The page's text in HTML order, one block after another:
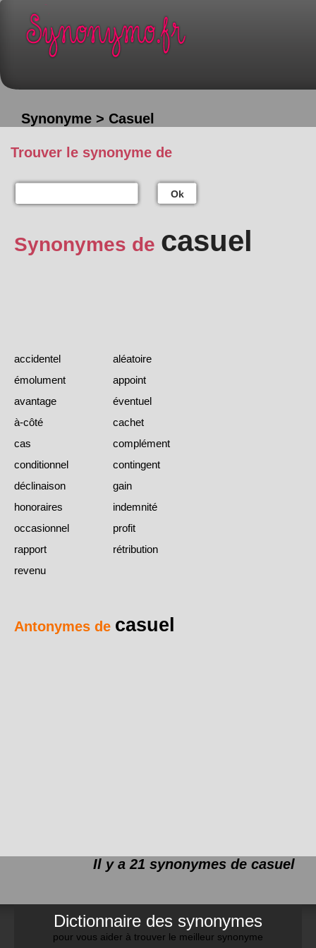
Synonyme > Casuel
Trouver le synonyme de
Ok
Synonymes de casuel
accidentel
aléatoire
émolument
appoint
avantage
éventuel
à-côté
cachet
cas
complément
conditionnel
contingent
déclinaison
gain
honoraires
indemnité
occasionnel
profit
rapport
rétribution
revenu
Antonymes de casuel
Il y a 21 synonymes de casuel
Dictionnaire des synonymes
pour vous aider à trouver le meilleur synonyme